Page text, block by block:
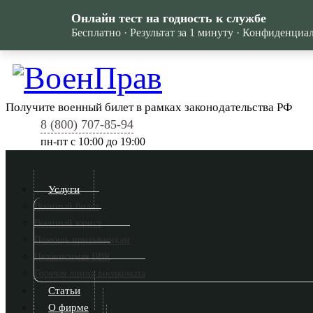
Получите военный билет в рамках законодательства РФ
8 (800) 707-85-94
пн-пт c 10:00 до 19:00
Услуги
Военный билет
Военный юрист
Помощь призывникам
Независимая ВВК
Горячая линия военкомата
Статьи
О фирме
Онлайн тест на годность к службе
Бесплатно · Результат за 1 минуту ·